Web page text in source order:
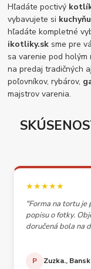
Hľadáte poctivý
vybavujete si
hľadáte kompletné
ikotliky.sk sme pre
sa varenie pod holým
na predaj tradičných
poľovníkov, rybárov,
majstrov varenia.
★★★★★
"Forma na tortu je
popisu o fotky.
doručená bola na
P Zuzka.,